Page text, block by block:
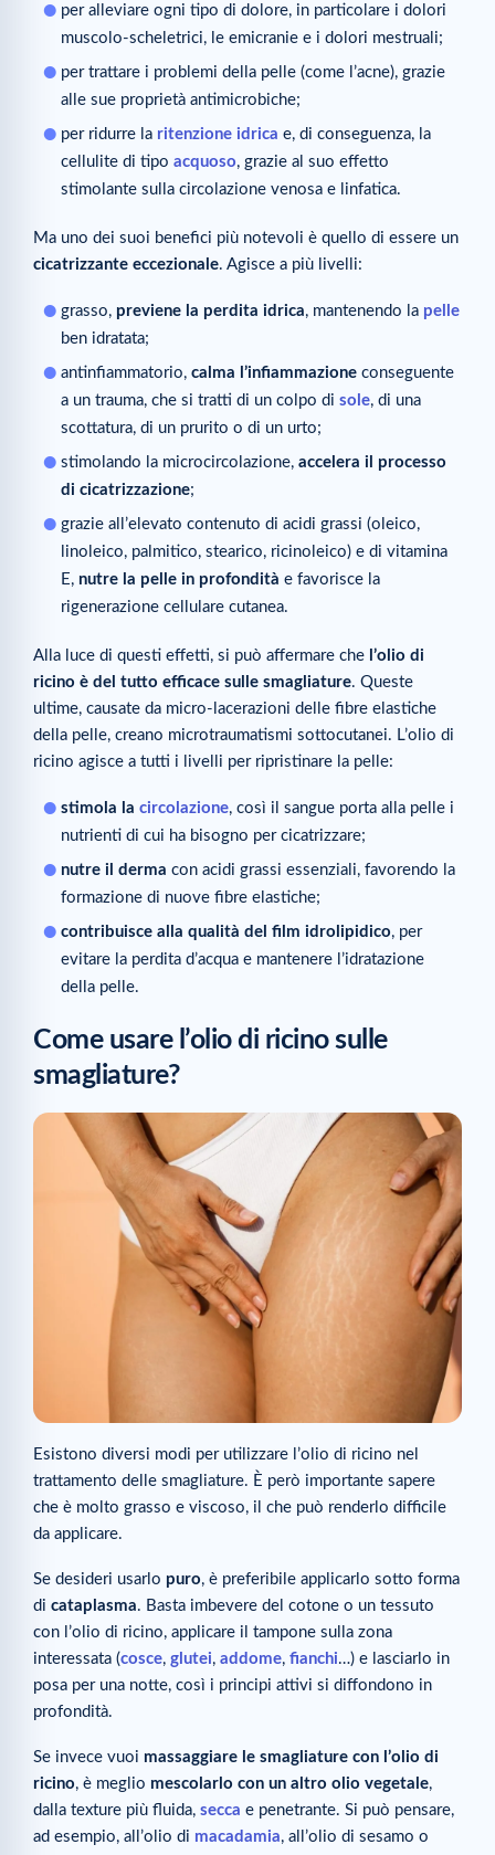
per alleviare ogni tipo di dolore, in particolare i dolori
muscolo-scheletrici, le emicranie e i dolori mestruali;
per trattare i problemi della pelle (come l’acne), grazie
alle sue proprietà antimicrobiche;
per ridurre la ritenzione idrica e, di conseguenza, la
cellulite di tipo acquoso, grazie al suo effetto
stimolante sulla circolazione venosa e linfatica.
Ma uno dei suoi benefici più notevoli è quello di essere un
cicatrizzante eccezionale. Agisce a più livelli:
grasso, previene la perdita idrica, mantenendo la pelle
ben idratata;
antinfiammatorio, calma l’infiammazione conseguente
a un trauma, che si tratti di un colpo di sole, di una
scottatura, di un prurito o di un urto;
stimolando la microcircolazione, accelera il processo
di cicatrizzazione;
grazie all’elevato contenuto di acidi grassi (oleico,
linoleico, palmitico, stearico, ricinoleico) e di vitamina
E, nutre la pelle in profondità e favorisce la
rigenerazione cellulare cutanea.
Alla luce di questi effetti, si può affermare che l’olio di
ricino è del tutto efficace sulle smagliature. Queste
ultime, causate da micro-lacerazioni delle fibre elastiche
della pelle, creano microtraumatismi sottocutanei. L’olio di
ricino agisce a tutti i livelli per ripristinare la pelle:
stimola la circolazione, così il sangue porta alla pelle i
nutrienti di cui ha bisogno per cicatrizzare;
nutre il derma con acidi grassi essenziali, favorendo la
formazione di nuove fibre elastiche;
contribuisce alla qualità del film idrolipidico, per
evitare la perdita d’acqua e mantenere l’idratazione
della pelle.
Come usare l’olio di ricino sulle
smagliature?
Esistono diversi modi per utilizzare l’olio di ricino nel
trattamento delle smagliature. È però importante sapere
che è molto grasso e viscoso, il che può renderlo difficile
da applicare.
Se desideri usarlo puro, è preferibile applicarlo sotto forma
di cataplasma. Basta imbevere del cotone o un tessuto
con l’olio di ricino, applicare il tampone sulla zona
interessata (cosce, glutei, addome, fianchi…) e lasciarlo in
posa per una notte, così i principi attivi si diffondono in
profondità.
Se invece vuoi massaggiare le smagliature con l’olio di
ricino, è meglio mescolarlo con un altro olio vegetale,
dalla texture più fluida, secca e penetrante. Si può pensare,
ad esempio, all’olio di macadamia, all’olio di sesamo o